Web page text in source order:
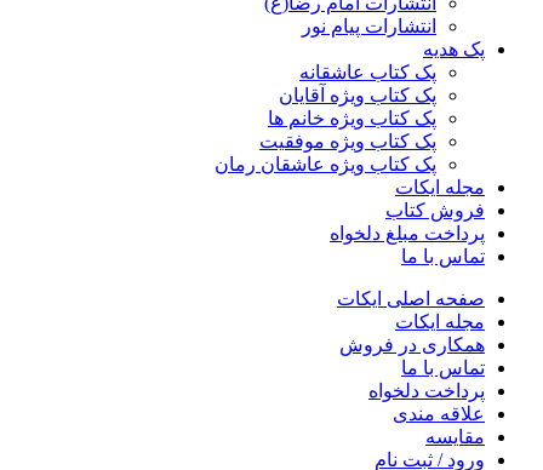
انتشارات پیام نور
پک هدیه
پک کتاب عاشقانه
پک کتاب ویژه آقایان
پک کتاب ویژه خانم ها
پک کتاب ویژه موفقیت
پک کتاب ویژه عاشقان رمان
مجله ایکات
فروش کتاب
پرداخت مبلغ دلخواه
تماس با ما
صفحه اصلی ایکات
مجله ایکات
همکاری در فروش
تماس با ما
پرداخت دلخواه
علاقه مندی
مقايسه
ورود / ثبت نام